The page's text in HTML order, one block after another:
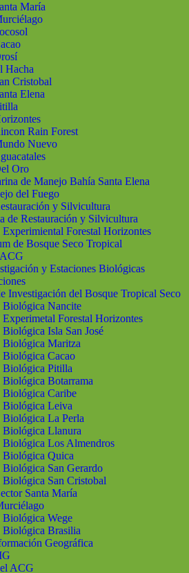
María
Hacha
Cristobal
Elena
Rain Forest
Nuevo
Oro
de Manejo Bahía Santa Elena
del Fuego
y Silvicultura
de Restauración y Silvicultura
Experimiental Forestal Horizontes
de Bosque Seco Tropical
y Estaciones Biológicas
Investigación del Bosque Tropical Seco
Biológica Nancite
Experimetal Forestal Horizontes
Biológica Isla San José
Biológica Maritza
Biológica Cacao
Biológica Pitilla
Biológica Botarrama
Biológica Caribe
Biológica Leiva
Biológica La Perla
Biológica Llanura
Biológica Los Almendros
Biológica Quica
Biológica San Gerardo
Biológica San Cristobal
Santa María
Biológica Wege
Biológica Brasilia
Geográfica
ACG